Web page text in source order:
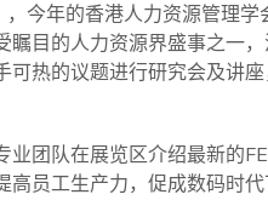
今年的香港人力资源管理
目的人力资源界盛事之一
可热的议题进行研究会及讲
团队在展览区介绍最新的
员工生产力，促成数码时代